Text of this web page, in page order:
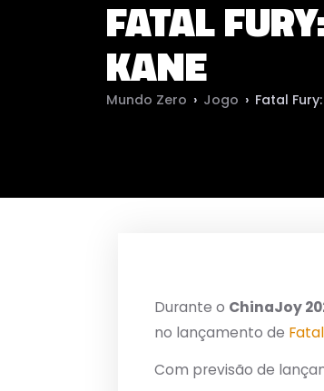
FATAL
KANE
Mundo Zero › Jogo › Fatal
Durante o ChinaJoy
no lançamento de
Com previsão de